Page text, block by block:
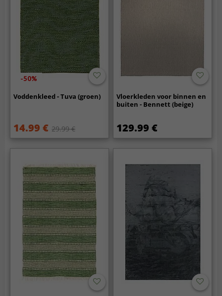
-50%
Voddenkleed - Tuva (groen)
14.99 € 29.99 €
Vloerkleden voor binnen en
buiten - Bennett (beige)
129.99 €